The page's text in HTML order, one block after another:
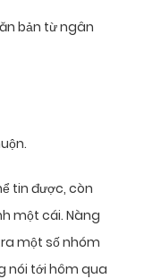
bản từ ngân
tin được, còn
một cái. Nàng
một số nhóm
nói tới hôm qua